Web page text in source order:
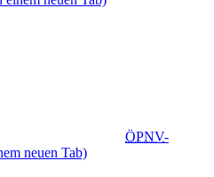
ÖPNV-
neuen Tab)